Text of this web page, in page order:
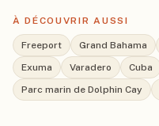
À DÉCOUVRIR AUSSI
Freeport Grand Bahama
Exuma
Varadero Cuba
Parc marin de Dolphin Cay